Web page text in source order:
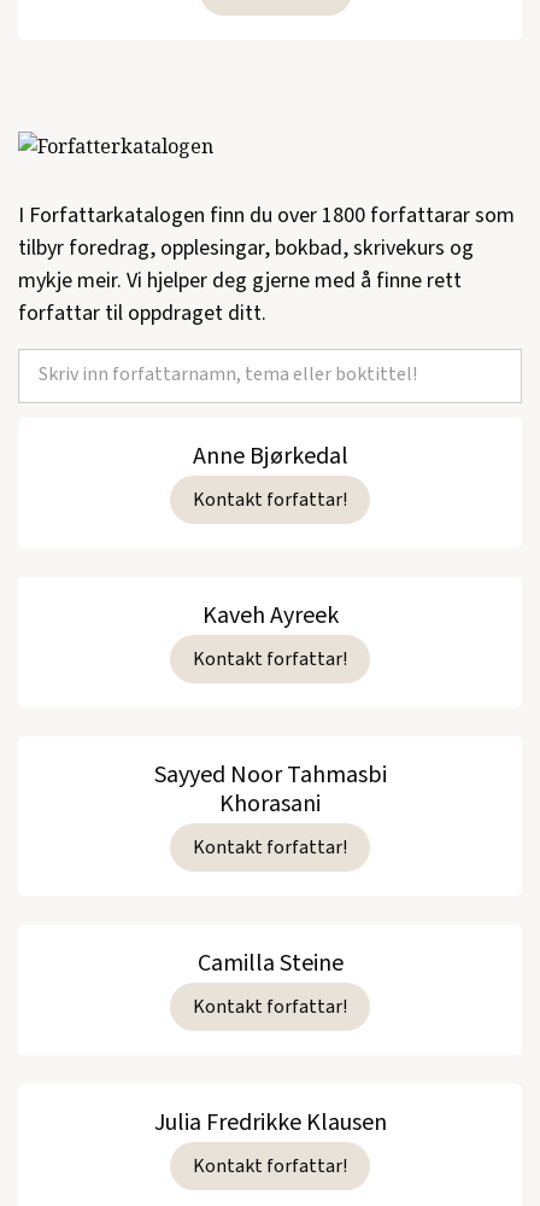
Palestinerne : historie og frigjøringskamp
I Forfattarkatalogen finn du over 1800 forfattarar som
tilbyr foredrag, opplesingar, bokbad, skrivekurs og
mykje meir. Vi hjelper deg gjerne med å finne rett
forfattar til oppdraget ditt.
Anne Bjørkedal
Kontakt forfattar!
Kaveh Ayreek
Kontakt forfattar!
Sayyed Noor Tahmasbi
Khorasani
Kontakt forfattar!
Camilla Steine
Kontakt forfattar!
Julia Fredrikke Klausen
Kontakt forfattar!